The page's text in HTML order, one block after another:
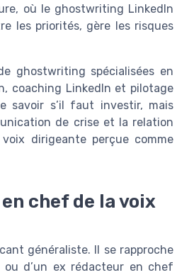
où le ghostwriting LinkedIn
les priorités, gère les risques
ghostwriting spécialisées en
coaching LinkedIn et pilotage
savoir s’il faut investir, mais
de crise et la relation
dirigeante perçue comme
chef de la voix
généraliste. Il se rapproche
ou d’un ex rédacteur en chef